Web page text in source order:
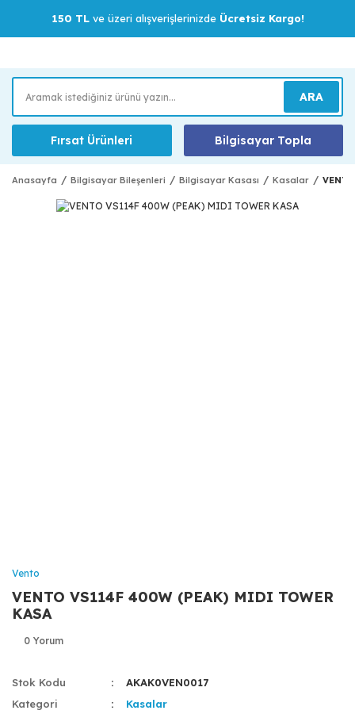
150 TLve üzeri alışverişlerinizde Ücretsiz Kargo!
ARA
Fırsat Ürünleri Bilgisayar Topla
Anasayfa Bilgisayar Bileşenleri Bilgisayar Kasası Kasalar
Vento
VENTO VS114F 400W (PEAK) MIDI TOWER
KASA
0 Yorum
Stok Kodu
AKAK0VEN0017
Kategori
Kasalar